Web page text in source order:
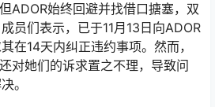
ADOR始终回避并找借口搪塞，双
员们表示，已于11月13日向ADOR
在14天内纠正违约事项。然而，
对她们的诉求置之不理，导致问
。